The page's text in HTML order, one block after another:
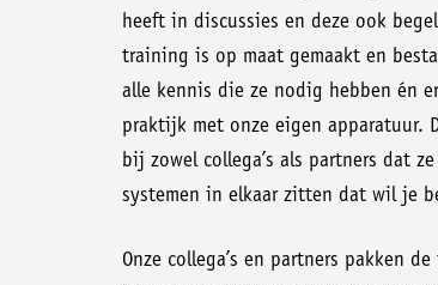
heeft in discussies en deze ook
training is op maat gemaakt en
alle kennis die ze nodig hebben én
praktijk met onze eigen apparatuur.
bij zowel collega’s als partners dat
systemen in elkaar zitten dat wil je
Onze collega’s en partners pakken